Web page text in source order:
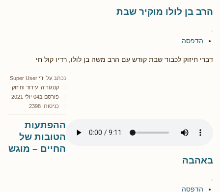
הרב בן לולו מוקיר שבת
הדפסה
דברי חיזוק לכבוד שבת קודש עם הרב משה בן לולו, רדיו קול חי
נכתב על ידי Super User
קטגוריה: עידוד וחיזוק
פורסם ב04 יולי 2021
כניסות: 2398
ההפתעות
הטובות של
החיים – מוגש
באהבה
הדפסה